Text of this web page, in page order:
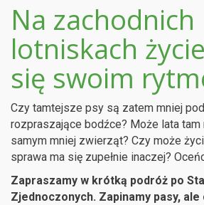
Na zachodnich
lotniskach
się swoim
Czy tamtejsze psy są zatem mniej
rozpraszające bodźce? Może lata tam
samym mniej zwierząt? Czy może
sprawa ma się zupełnie inaczej?
Zapraszamy w krótką podróż po
Zjednoczonych. Zapinamy pasy,